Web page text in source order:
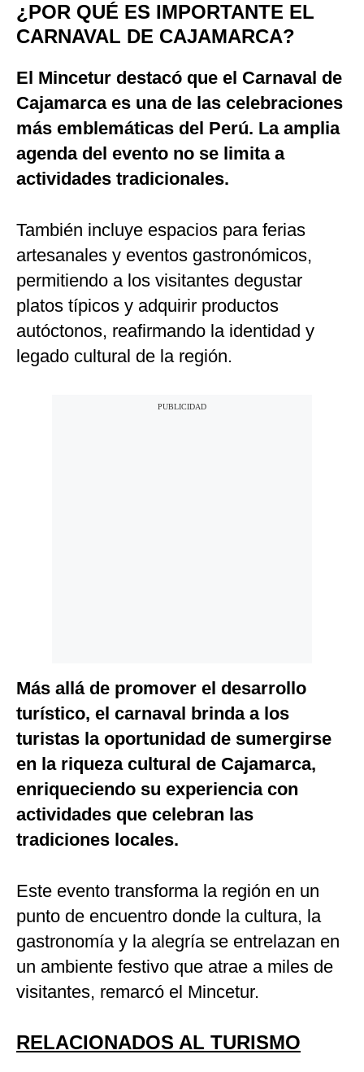
¿POR QUÉ ES IMPORTANTE EL
CARNAVAL DE CAJAMARCA?
El Mincetur destacó que el Carnaval de
Cajamarca es una de las celebraciones
más emblemáticas del Perú. La amplia
agenda del evento no se limita a
actividades tradicionales.
También incluye espacios para ferias
artesanales y eventos gastronómicos,
permitiendo a los visitantes degustar
platos típicos y adquirir productos
autóctonos, reafirmando la identidad y
legado cultural de la región.
Más allá de promover el desarrollo
turístico, el carnaval brinda a los
turistas la oportunidad de sumergirse
en la riqueza cultural de Cajamarca,
enriqueciendo su experiencia con
actividades que celebran las
tradiciones locales.
Este evento transforma la región en un
punto de encuentro donde la cultura, la
gastronomía y la alegría se entrelazan en
un ambiente festivo que atrae a miles de
visitantes, remarcó el Mincetur.
RELACIONADOS AL TURISMO